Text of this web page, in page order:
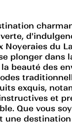
du
plonger
beauté des
exquis,
et
Que vous
une